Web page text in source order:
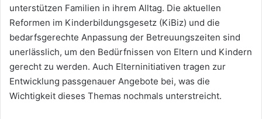
unterstützen Familien in ihrem Alltag. Die aktuellen
Reformen im Kinderbildungsgesetz (KiBiz) und die
bedarfsgerechte Anpassung der Betreuungszeiten sind
unerlässlich, um den Bedürfnissen von Eltern und Kindern
gerecht zu werden. Auch Elterninitiativen tragen zur
Entwicklung passgenauer Angebote bei, was die
Wichtigkeit dieses Themas nochmals unterstreicht.